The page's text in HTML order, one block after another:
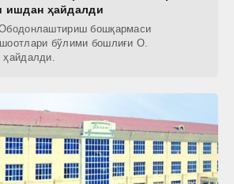
ишдан ҳайдалди
бошқармаси
бўлими бошлиғи О.
ҳайдалди.